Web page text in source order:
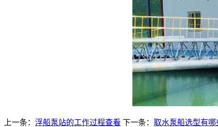
上一条： 浮船泵站的工作过程查看 下一条： 取水泵船选型有